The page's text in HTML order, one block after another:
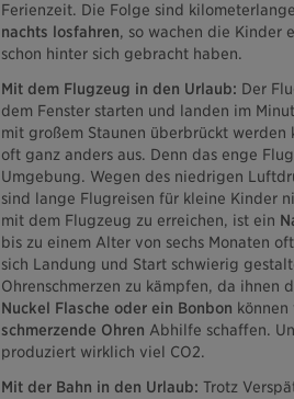
Ferienzeit. Die Folge sind
nachts losfahren, so wachen die Kinder
schon hinter sich gebracht haben.
Mit dem Flugzeug in den Urlaub: Der
dem Fenster starten und landen im
mit großem Staunen überbrückt
oft ganz anders aus. Denn das enge
Umgebung. Wegen des niedrigen
sind lange Flugreisen für kleine Kinder
mit dem Flugzeug zu erreichen, ist ein
bis zu einem Alter von sechs Monaten
sich Landung und Start schwierig
Ohrenschmerzen zu kämpfen, da ihnen
Nuckel Flasche oder ein Bonbon können
schmerzende Ohren Abhilfe schaffen.
produziert wirklich viel CO2.
Mit der Bahn in den Urlaub: Trotz